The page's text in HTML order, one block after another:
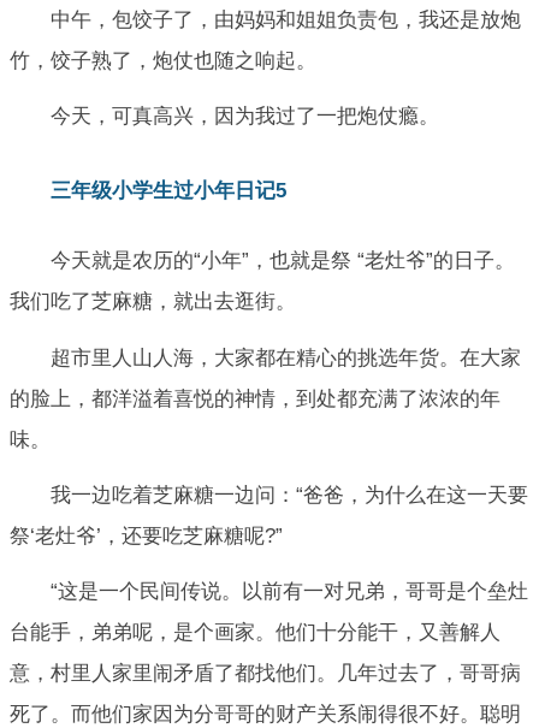
中午，包饺子了，由妈妈和姐姐负责包，我还是放炮
竹，饺子熟了，炮仗也随之响起。
今天，可真高兴，因为我过了一把炮仗瘾。
三年级小学生过小年日记5
今天就是农历的“小年”，也就是祭 “老灶爷”的日子。
我们吃了芝麻糖，就出去逛街。
超市里人山人海，大家都在精心的挑选年货。在大家
的脸上，都洋溢着喜悦的神情，到处都充满了浓浓的年
味。
我一边吃着芝麻糖一边问：“爸爸，为什么在这一天要
祭‘老灶爷’，还要吃芝麻糖呢?”
“这是一个民间传说。以前有一对兄弟，哥哥是个垒灶
台能手，弟弟呢，是个画家。他们十分能干，又善解人
意，村里人家里闹矛盾了都找他们。几年过去了，哥哥病
死了。而他们家因为分哥哥的财产关系闹得很不好。聪明